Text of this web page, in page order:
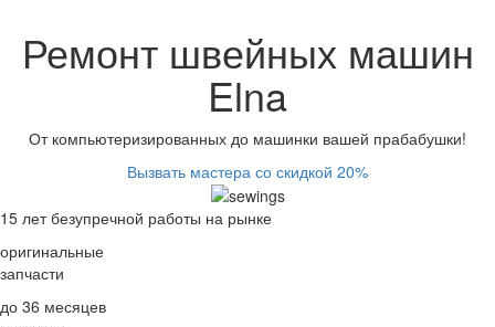
Ремонт швейных машин
Elna
От компьютеризированных до машинки вашей прабабушки!
Вызвать мастера со скидкой 20%
15 летбезупречной работы на рынке
оригинальные
запчасти
до 36 месяцев